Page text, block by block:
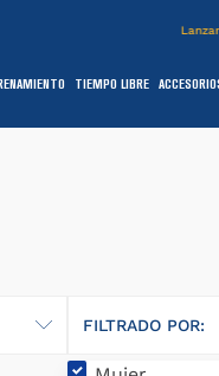
TIEMPO LIBRE
FILTRADO POR:
. camiseta
básquet